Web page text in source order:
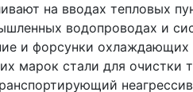
на вводах тепловых
водопроводах и
и форсунки
марок стали для очистки